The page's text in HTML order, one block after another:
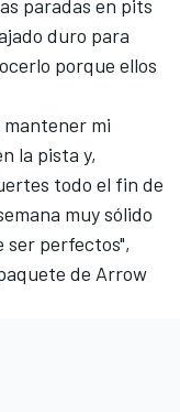
paradas en pits
duro para
porque ellos
mi
la pista y,
todo el fin de
muy sólido
ser perfectos",
de Arrow